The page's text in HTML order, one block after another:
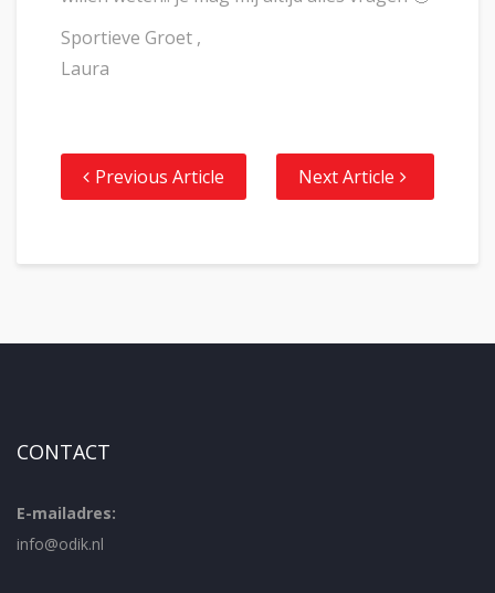
Sportieve Groet ,
Laura
Previous Article Next Article
CONTACT
E-mailadres:
info@odik.nl